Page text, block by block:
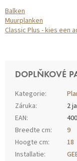
Balken
Muurplanken
Classic Plus - kies een
DOPLŇKOVÉ
Kategorie:
Záruka:
2
EAN:
Breedte cm:
9
Hoogte cm:
18
Installatie: